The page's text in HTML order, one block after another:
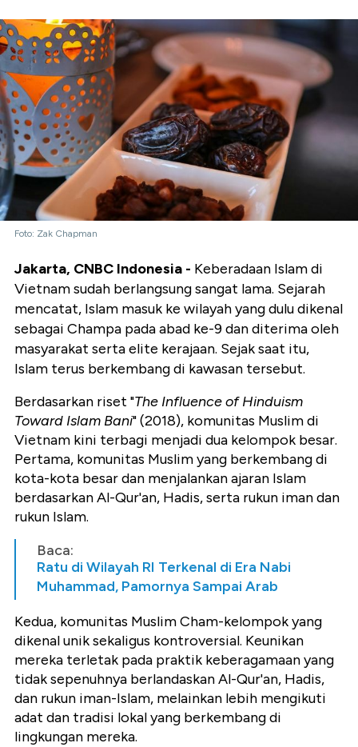
Foto: Zak Chapman
Jakarta, CNBC Indonesia - Keberadaan Islam di
Vietnam sudah berlangsung sangat lama. Sejarah
mencatat, Islam masuk ke wilayah yang dulu dikenal
sebagai Champa pada abad ke-9 dan diterima oleh
masyarakat serta elite kerajaan. Sejak saat itu,
Islam terus berkembang di kawasan tersebut.
Berdasarkan riset "The Influence of Hinduism
Toward Islam Bani" (2018), komunitas Muslim di
Vietnam kini terbagi menjadi dua kelompok besar.
Pertama, komunitas Muslim yang berkembang di
kota-kota besar dan menjalankan ajaran Islam
berdasarkan Al-Qur'an, Hadis, serta rukun iman dan
rukun Islam.
Baca:
Ratu di Wilayah RI Terkenal di Era Nabi
Muhammad, Pamornya Sampai Arab
Kedua, komunitas Muslim Cham-kelompok yang
dikenal unik sekaligus kontroversial. Keunikan
mereka terletak pada praktik keberagamaan yang
tidak sepenuhnya berlandaskan Al-Qur'an, Hadis,
dan rukun iman-Islam, melainkan lebih mengikuti
adat dan tradisi lokal yang berkembang di
lingkungan mereka.